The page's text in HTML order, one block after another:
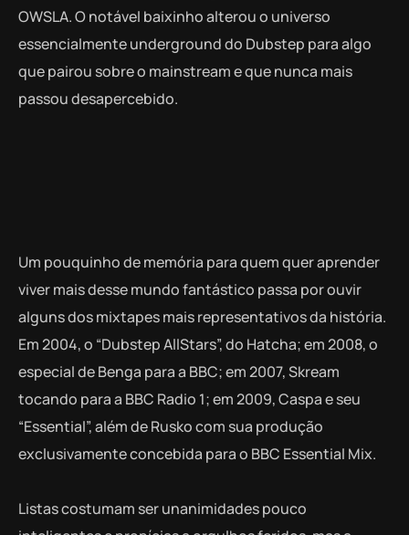
OWSLA. O notável baixinho alterou o universo
essencialmente underground do Dubstep para algo
que pairou sobre o mainstream e que nunca mais
passou desapercebido.
Um pouquinho de memória para quem quer aprender
viver mais desse mundo fantástico passa por ouvir
alguns dos mixtapes mais representativos da história.
Em 2004, o “Dubstep AllStars”, do Hatcha; em 2008, o
especial de Benga para a BBC; em 2007, Skream
tocando para a BBC Radio 1; em 2009, Caspa e seu
“Essential”, além de Rusko com sua produção
exclusivamente concebida para o BBC Essential Mix.
Listas costumam ser unanimidades pouco